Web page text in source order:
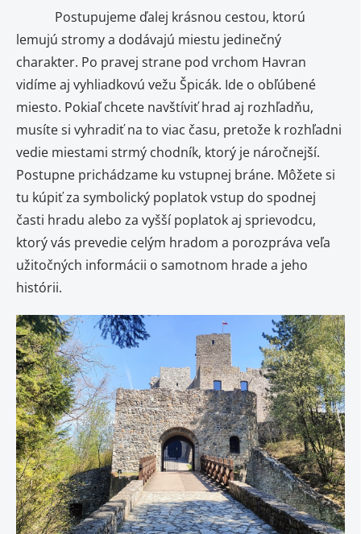
Postupujeme ďalej krásnou cestou, ktorú
lemujú stromy a dodávajú miestu jedinečný
charakter. Po pravej strane pod vrchom Havran
vidíme aj vyhliadkovú vežu Špicák. Ide o obľúbené
miesto. Pokiaľ chcete navštíviť hrad aj rozhľadňu,
musíte si vyhradiť na to viac času, pretože k rozhľadni
vedie miestami strmý chodník, ktorý je náročnejší.
Postupne prichádzame ku vstupnej bráne. Môžete si
tu kúpiť za symbolický poplatok vstup do spodnej
časti hradu alebo za vyšší poplatok aj sprievodcu,
ktorý vás prevedie celým hradom a porozpráva veľa
užitočných informácii o samotnom hrade a jeho
histórii.